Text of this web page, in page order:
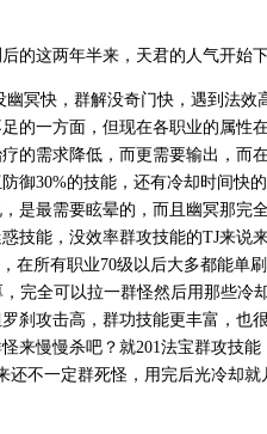
的这两年半来，天君的人气开始
冥快，群解没奇门快，遇到法效
的一方面，但现在各职业的属性
的需求降低，而更需要输出，而
御30%的技能，还有冷却时间快
是最需要眩晕的，而且幽冥那完
技能，没效率群攻技能的TJ来说
在所有职业70级以后大多都能单
完全可以拉一群怪然后用那些冷
刹攻击高，群功技能更丰富，也
来慢慢杀吧？就201法宝群攻技能
还不一定群死怪，用完后光冷却就